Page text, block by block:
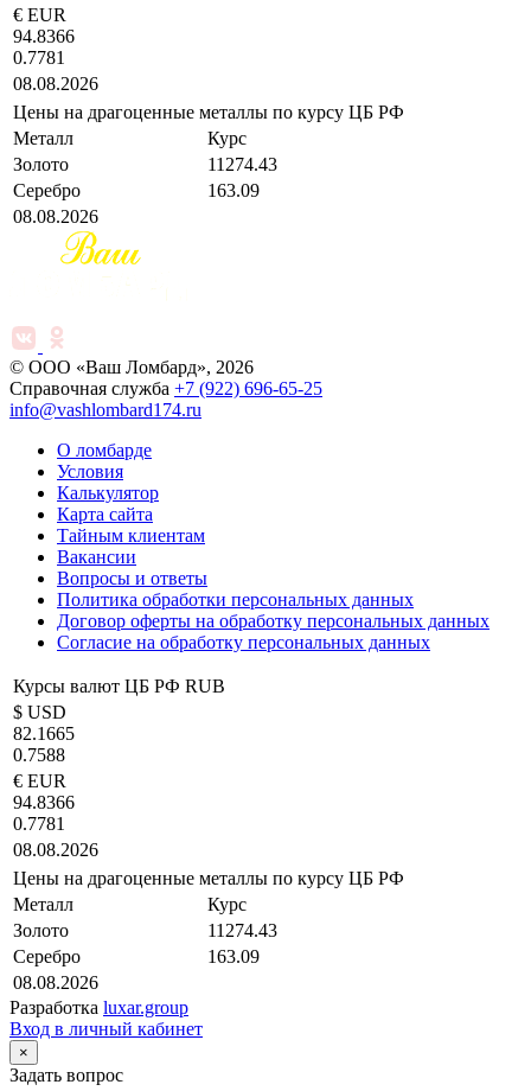
€ EUR
94.8366
0.7781
08.08.2026
Цены на драгоценные металлы по курсу ЦБ РФ
Металл
Курс
Золото
11274.43
Серебро
163.09
08.08.2026
© ООО «Ваш Ломбард», 2026
Справочная служба +7 (922) 696-65-25
info@vashlombard174.ru
О ломбарде
Условия
Калькулятор
Карта сайта
Тайным клиентам
Вакансии
Вопросы и ответы
Политика обработки персональных данных
Договор оферты на обработку персональных данных
Согласие на обработку персональных данных
Курсы валют ЦБ РФ RUB
$ USD
82.1665
0.7588
€ EUR
94.8366
0.7781
08.08.2026
Цены на драгоценные металлы по курсу ЦБ РФ
Металл
Курс
Золото
11274.43
Серебро
163.09
08.08.2026
Разработка luxar.group
Вход в личный кабинет
×
Задать вопрос